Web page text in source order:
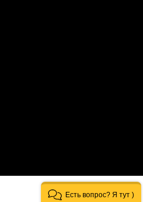
Есть вопрос? Я тут )